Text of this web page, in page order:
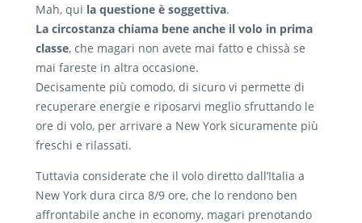
Mah, qui la questione è soggettiva.
La circostanza chiama bene anche il volo in prima
classe, che magari non avete mai fatto e chissà se
mai fareste in altra occasione.
Decisamente più comodo, di sicuro vi permette di
recuperare energie e riposarvi meglio sfruttando le
ore di volo, per arrivare a New York sicuramente più
freschi e rilassati.
Tuttavia considerate che il volo diretto dall’Italia a
New York dura circa 8/9 ore, che lo rendono ben
affrontabile anche in economy, magari prenotando